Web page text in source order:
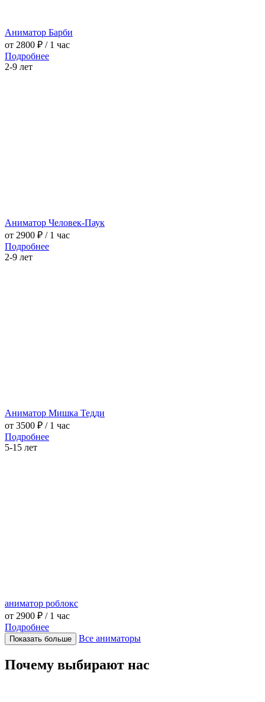
Аниматор Барби
от 2800 ₽ / 1 час
Подробнее
2-9 лет
Аниматор Человек-Паук
от 2900 ₽ / 1 час
Подробнее
2-9 лет
Аниматор Мишка Тедди
от 3500 ₽ / 1 час
Подробнее
5-15 лет
аниматор роблокс
от 2900 ₽ / 1 час
Подробнее
Показать больше Все аниматоры
Почему выбирают нас